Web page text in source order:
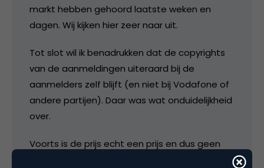
markt hebben gehoord laatste weken en
dagen. Wij kijken hier zeer naar uit.
Tot slot wil ik benadrukken dat de copyrights
van de aanmeldingen uiteraard bij de
aanmelders zelf blijft (en niet bij Vodafone of
andere partijen). Daar was wat onduidelijkheid
over.
Voorts is de prijs echt een prijs en dus geen